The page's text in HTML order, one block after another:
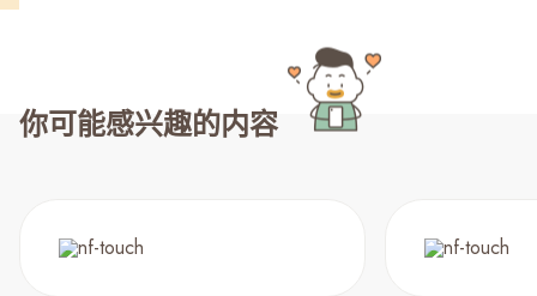
你可能感兴趣的内容